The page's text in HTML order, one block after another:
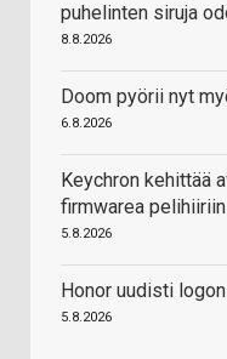
puhelinten siruja
8.8.2026
Doom pyörii nyt
6.8.2026
Keychron kehittää
firmwarea pelihiiriin
5.8.2026
Honor uudisti
5.8.2026